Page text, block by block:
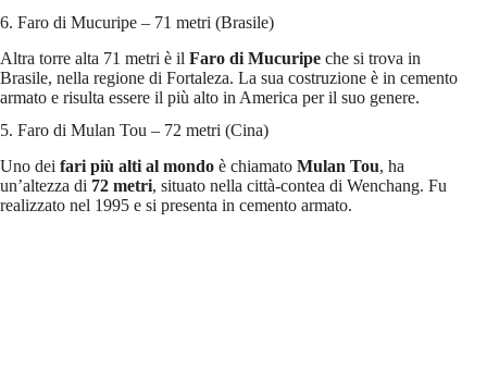
6. Faro di Mucuripe – 71 metri (Brasile)
Altra torre alta 71 metri è il Faro di Mucuripe che si trova in
Brasile, nella regione di Fortaleza. La sua costruzione è in cemento
armato e risulta essere il più alto in America per il suo genere.
5. Faro di Mulan Tou – 72 metri (Cina)
Uno dei fari più alti al mondo è chiamato Mulan Tou, ha
un’altezza di 72 metri, situato nella città-contea di Wenchang. Fu
realizzato nel 1995 e si presenta in cemento armato.